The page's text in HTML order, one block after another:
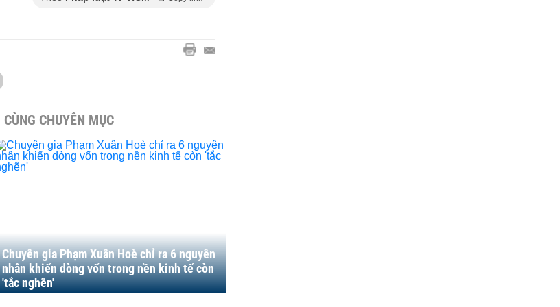
CÙNG CHUYÊN MỤC
Chuyên gia Phạm Xuân Hoè chỉ ra 6 nguyên
nhân khiến dòng vốn trong nền kinh tế còn
'tắc nghẽn'